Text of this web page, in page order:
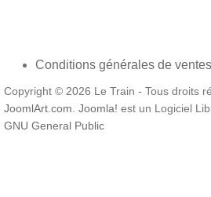
Conditions générales de ventes
Copyright © 2026 Le Train - Tous droits
JoomlArt.com Joomla! est un Logiciel
GNU General Public